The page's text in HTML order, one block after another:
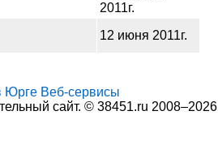
2011г.
12 июня 2011г.
Юрге Веб-сервисы
сайт. © 38451.ru 2008–2026